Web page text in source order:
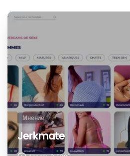
Мнение
Jerkmate